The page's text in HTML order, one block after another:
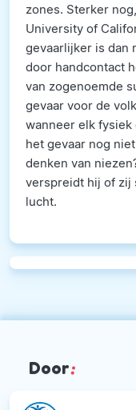
zones. Sterker
University of
gevaarlijker is dan
door handcontact
van zogenoemde
gevaar voor de
wanneer elk
het gevaar nog
denken van
verspreidt hij of zij
lucht.
Door: